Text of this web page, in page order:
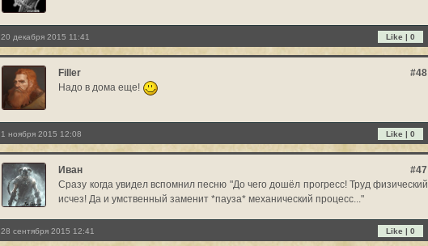
20 декабря 2015 11:41 Like | 0
Filler
#48
Надо в дома еще!
1 ноября 2015 12:08 Like | 0
Иван
#47
Сразу когда увидел вспомнил песню "До чего дошёл прогресс! Труд физический
исчез! Да и умственный заменит *пауза* механический процесс..."
28 сентября 2015 12:41 Like | 0